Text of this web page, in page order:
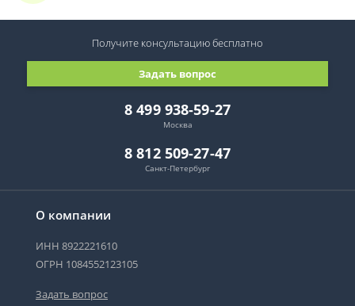
О компании
ИНН 8922221610
ОГРН 1084552123105
Задать вопрос
8 499 938-59-27
Москва
8 812 509-27-47
Санкт-Петербург
Задать вопрос
Получите консультациюбесплатно